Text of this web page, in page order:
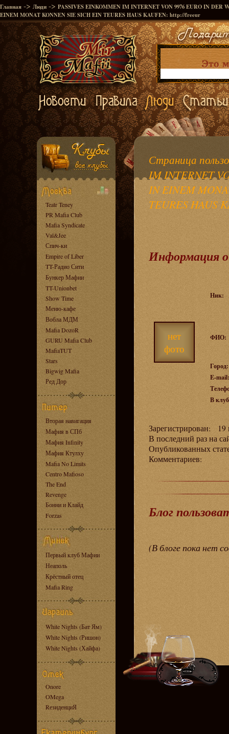
Главная -> Люди -> PASSIVES EINKOMMEN IM INTERNET VON 9976 EURO IN DER
EINEM MONAT KONNEN SIE SICH EIN TEURES HAUS KAUFEN: http://freeur
Teatr Teney
PR Mafia Club
Mafia Syndicate
Val&Jee
Спич-ки
Empire of Liber
TT-Радио Сити
Бункер Мафии
TT-Unionbet
Show Time
Меню-кафе
Вобла МДМ
Mafia DozoR
GURU Mafia Club
MafiaTUT
Stars
Bigwig Mafia
Ред Дор
Вторая навигация
Мафия в СПб
Мафия Infinity
Мафия Ктулху
Mafia No Limits
Centro Mafioso
The End
Revenge
Бонни и Клайд
Forzas
Первый клуб Мафии
Неаполь
Крёстный отец
Mafia Ring
White Nights (Бат Ям)
White Nights (Ришон)
White Nights (Хайфа)
Onore
OMega
RезиденциЯ
Страница
IM INTERNET
IN EINEM
TEURES HAUS
Информация о
нет
фото
Ник:
ФИО:
Город:
E-mail:
В
Зарегистрирован: 19
В последний раз на
Опубликованных
Комментариев:
Блог
(В блоге пока нет